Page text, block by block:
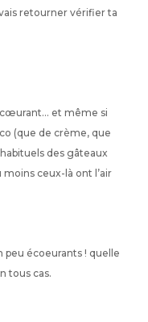
retourner vérifier ta
et même si
(que de crème, que
des gâteaux
ceux-là ont l’air
peu écoeurants ! quelle
tous cas.